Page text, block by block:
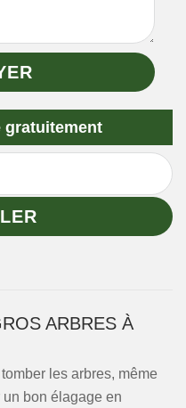
gratuitement
ARBRES À
les arbres, même
un bon élagage en